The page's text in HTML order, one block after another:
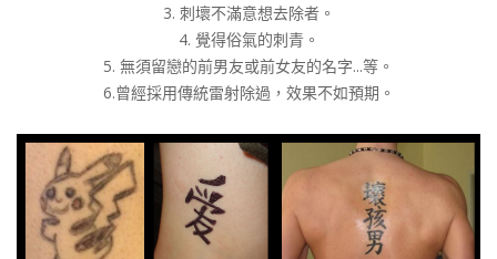
3. 刺壞不滿意想去除者。
4. 覺得俗氣的刺青。
5. 無須留戀的前男友或前女友的名字...等。
6.曾經採用傳統雷射除過，效果不如預期。